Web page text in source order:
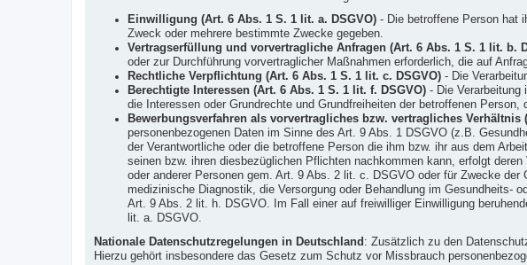
Einwilligung (Art. 6 Abs. 1 S. 1 lit. a. DSGVO)- Die betroffene Person hat
Zweck oder mehrere bestimmte Zwecke gegeben.
Vertragserfüllung und vorvertragliche Anfragen (Art. 6 Abs. 1 S. 1 lit. b.
oder zur Durchführung vorvertraglicher Maßnahmen erforderlich, die auf
Rechtliche Verpflichtung (Art. 6 Abs. 1 S. 1 lit. c. DSGVO)- Die
Berechtigte Interessen (Art. 6 Abs. 1 S. 1 lit. f. DSGVO)- Die Verarbeitung
die Interessen oder Grundrechte und Grundfreiheiten der betroffenen
Bewerbungsverfahren als vorvertragliches bzw. vertragliches Verhältnis
personenbezogenen Daten im Sinne des Art. 9 Abs. 1 DSGVO (z.B.
der Verantwortliche oder die betroffene Person die ihm bzw. ihr aus dem
seinen bzw. ihren diesbezüglichen Pflichten nachkommen kann, erfolgt
oder anderer Personen gem. Art. 9 Abs. 2 lit. c. DSGVO oder für Zwecke
medizinische Diagnostik, die Versorgung oder Behandlung im Gesundheits-
Art. 9 Abs. 2 lit. h. DSGVO. Im Fall einer auf freiwilliger Einwilligung
lit. a. DSGVO.
Nationale Datenschutzregelungen in Deutschland : Zusätzlich zu den
Hierzu gehört insbesondere das Gesetz zum Schutz vor Missbrauch